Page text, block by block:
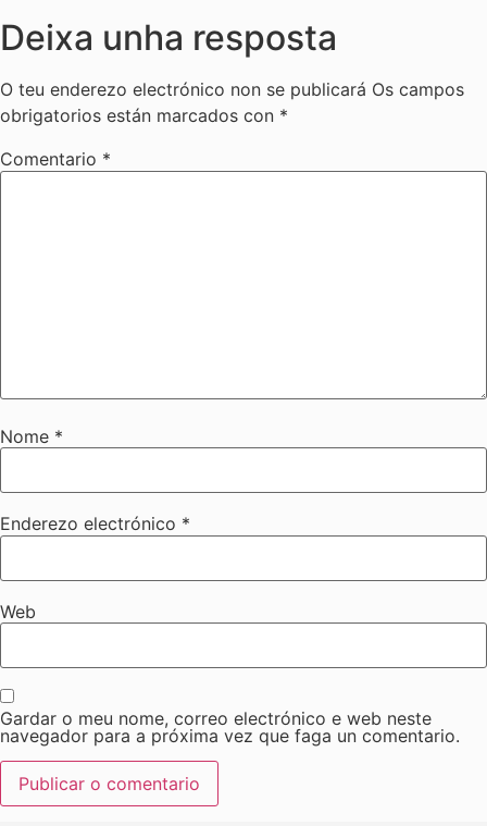
Deixa unha resposta
O teu enderezo electrónico non se publicará Os campos
obrigatorios están marcados con *
Comentario *
Nome *
Enderezo electrónico *
Web
Gardar o meu nome, correo electrónico e web neste
navegador para a próxima vez que faga un comentario.